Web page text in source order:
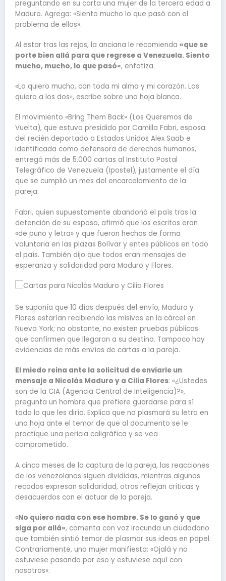
preguntando en su carta una mujer de la tercera edad a
Maduro. Agrega: «Siento mucho lo que pasó con el
problema de ellos».
Al estar tras las rejas, la anciana le recomienda «que se
porte bien allá para que regrese a Venezuela. Siento
mucho, mucho, lo que pasó», enfatiza.
«Lo quiero mucho, con toda mi alma y mi corazón. Los
quiero a los dos», escribe sobre una hoja blanca.
El movimiento «Bring Them Back» (Los Queremos de
Vuelta), que estuvo presidido por Camilla Fabri, esposa
del recién deportado a Estados Unidos Alex Saab e
identificada como defensora de derechos humanos,
entregó más de 5.000 cartas al Instituto Postal
Telegráfico de Venezuela (Ipostel), justamente el día
que se cumplió un mes del encarcelamiento de la
pareja.
Fabri, quien supuestamente abandonó el país tras la
detención de su esposo, afirmó que los escritos eran
«de puño y letra» y que fueron hechos de forma
voluntaria en las plazas Bolívar y entes públicos en todo
el país. También dijo que todos eran mensajes de
esperanza y solidaridad para Maduro y Flores.
Se suponía que 10 días después del envío, Maduro y
Flores estarían recibiendo las misivas en la cárcel en
Nueva York; no obstante, no existen pruebas públicas
que confirmen que llegaron a su destino. Tampoco hay
evidencias de más envíos de cartas a la pareja.
El miedo reina ante la solicitud de enviarle un
mensaje a Nicolás Maduro y a Cilia Flores: «¿Ustedes
son de la CIA (Agencia Central de Inteligencia)?»,
pregunta un hombre que prefiere guardarse para sí
todo lo que les diría. Explica que no plasmará su letra en
una hoja ante el temor de que al documento se le
practique una pericia caligráfica y se vea
comprometido.
A cinco meses de la captura de la pareja, las reacciones
de los venezolanos siguen divididas, mientras algunos
recados expresan solidaridad, otros reflejan críticas y
desacuerdos con el actuar de la pareja.
«No quiero nada con ese hombre. Se lo ganó y que
siga por allá», comenta con voz iracunda un ciudadano
que también sintió temor de plasmar sus ideas en papel.
Contrariamente, una mujer manifiesta: «Ojalá y no
estuviese pasando por eso y estuviese aquí con
nosotros».